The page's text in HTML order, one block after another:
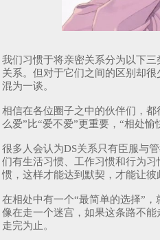
我们习惯于将亲密关系分为以下
关系。但对于它们之间的区别却
混为一谈。
相信在各位圈子之中的伙伴们，
么爱”比“爱不爱”更重要，“相处愉
很多人会认为DS关系只有臣服与
们有生活习惯、工作习惯和行为
惯，这样才能达到默契，才能让彼
在相处中有一个“最简单的选择”
像在走一个迷宫，如果这条路不
走完为止。